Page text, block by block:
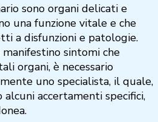
sono organi delicati e
una funzione vitale e che
a disfunzioni e patologie.
sintomi che
organi, è necessario
uno specialista, il quale,
accertamenti specifici,